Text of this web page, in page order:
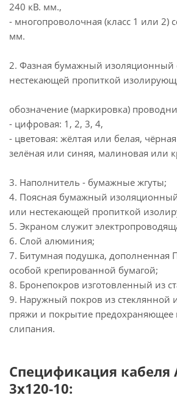
240 кВ. мм.,
- многопроволочная (класс 1 или 2)
мм.
2. Фазная бумажный изоляционный
нестекающей пропиткой
обозначение (маркировка)
- цифровая: 1, 2, 3, 4,
- цветовая: жёлтая или белая,
зелёная или синяя, малиновая или
3. Наполнитель - бумажные жгуты;
4. Поясная бумажный
или нестекающей пропиткой
5. Экраном служит
6. Слой алюминия;
7. Битумная подушка, дополненная
особой крепированной бумагой;
8. Бронепокров изготовленный из
9. Наружный покров из стеклянной
пряжи и покрытие предохраняющее
слипания.
Спецификация кабеля
3х120-10: